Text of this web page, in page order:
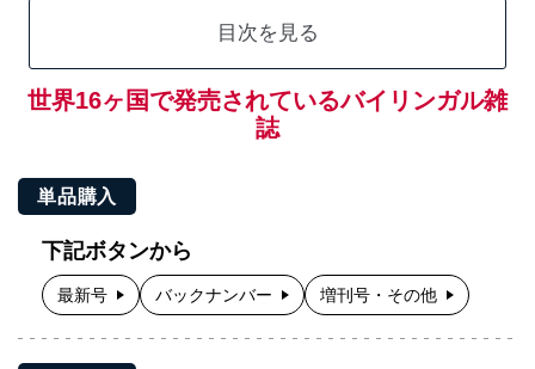
目次を見る
世界16ヶ国で発売されているバイリンガル雑
誌
単品購入
下記ボタンから
最新号 バックナンバー 増刊号・その他